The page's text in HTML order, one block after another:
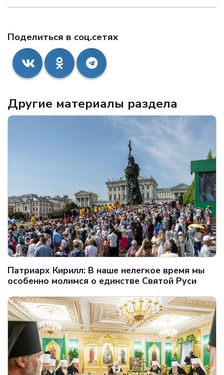
Поделиться в соц.сетях
Другие материалы раздела
Патриарх Кирилл: В наше нелегкое время мы
особенно молимся о единстве Святой Руси